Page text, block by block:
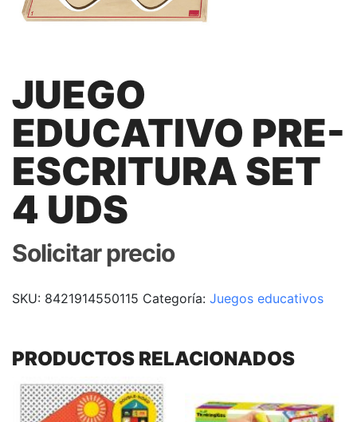
JUEGO
EDUCATIVO PRE-
ESCRITURA SET
4 UDS
Solicitar precio
SKU: 8421914550115 Categoría: Juegos educativos
PRODUCTOS RELACIONADOS